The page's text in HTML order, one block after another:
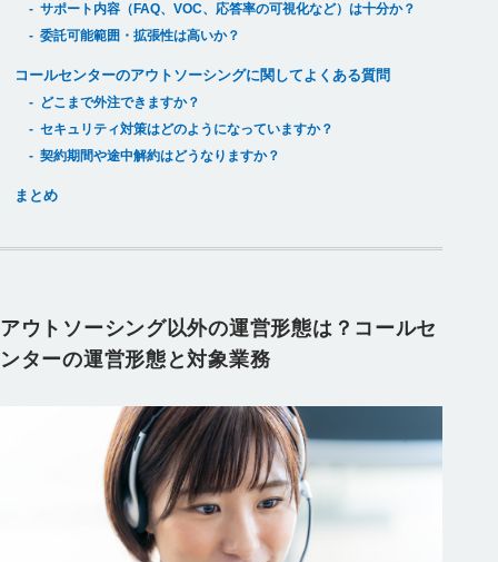
サポート内容（FAQ、VOC、応答率の可視化など）は十分か？
委託可能範囲・拡張性は高いか？
コールセンターのアウトソーシングに関してよくある質問
どこまで外注できますか？
セキュリティ対策はどのようになっていますか？
契約期間や途中解約はどうなりますか？
まとめ
アウトソーシング以外の運営形態は？コールセ
ンターの運営形態と対象業務